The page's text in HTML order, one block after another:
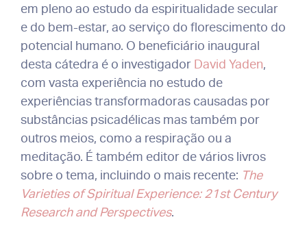
em pleno ao estudo da espiritualidade secular
e do bem-estar, ao serviço do florescimento do
potencial humano. O beneficiário inaugural
desta cátedra é o investigador David Yaden,
com vasta experiência no estudo de
experiências transformadoras causadas por
substâncias psicadélicas mas também por
outros meios, como a respiração ou a
meditação. É também editor de vários livros
sobre o tema, incluindo o mais recente: The
Varieties of Spiritual Experience: 21st Century
Research and Perspectives.